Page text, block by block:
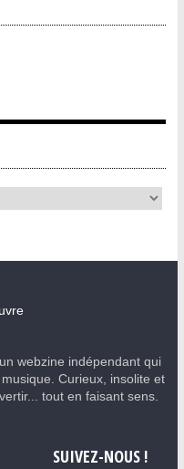
webzine indépendant qui
Curieux, insolite et
tout en faisant sens.
SUIVEZ-NOUS !